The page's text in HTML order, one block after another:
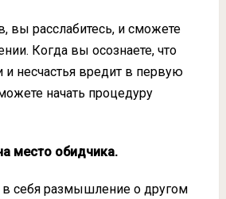
вы расслабитесь, и сможете
Когда вы осознаете, что
и несчастья вредит в первую
начать процедуру
место обидчика.
себя размышление о другом